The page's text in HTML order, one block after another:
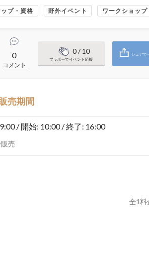
プ・資格 野外イベント ワークショップ
0
コメント
0/ 10
ブラボーでイベント応援
シェアで
売期間
/ 開始: 10:00 / 終了: 16:00
売
全1料